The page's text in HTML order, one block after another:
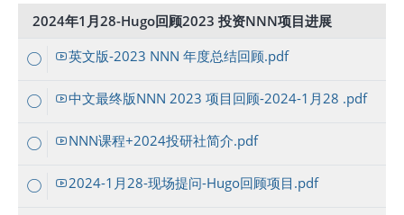
2024年1月28-Hugo回顾2023 投资NNN项目进展
英文版-2023 NNN 年度总结回顾.pdf
中文最终版NNN 2023 项目回顾-2024-1月28 .pdf
NNN课程+2024投研社简介.pdf
2024-1月28-现场提问-Hugo回顾项目.pdf